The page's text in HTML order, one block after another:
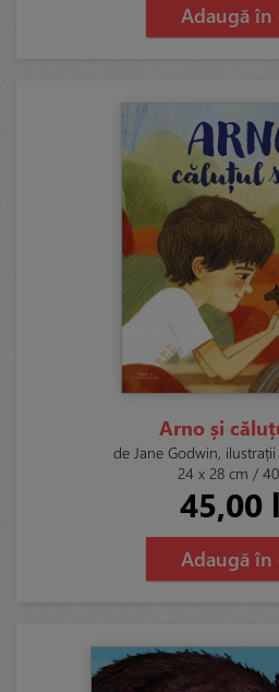
Adaugă în
Arno și
de Jane Godwin, ilustrații
24 x 28 cm /
45,00
Adaugă în